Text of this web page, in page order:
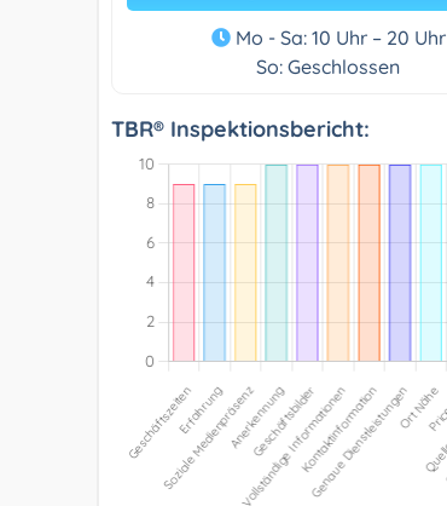
Mo - Sa: 10 Uhr – 20 Uhr
So: Geschlossen
TBR® Inspektionsbericht: